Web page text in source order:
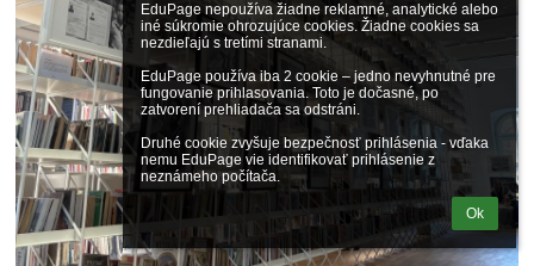
EduPage nepoužíva žiadne reklamné, analytické alebo
iné súkromie ohrozujúce cookies. Žiadne cookies sa
nezdieľajú s tretími stranami.
EduPage používa iba 2 cookie – jedno nevyhnutné pre
fungovanie prihlasovania. Toto je dočasné, po
zatvorení prehliadača sa odstráni.
Druhé cookie zvyšuje bezpečnosť prihlásenia - vďaka
nemu EduPage vie identifikovať prihlásenie z
neznámeho počítača.
Ok